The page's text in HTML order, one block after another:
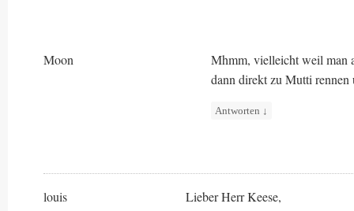
Moon
Mhmm, vielleicht weil man
dann direkt zu Mutti rennen
Antworten ↓
louis Lieber Herr Keese,